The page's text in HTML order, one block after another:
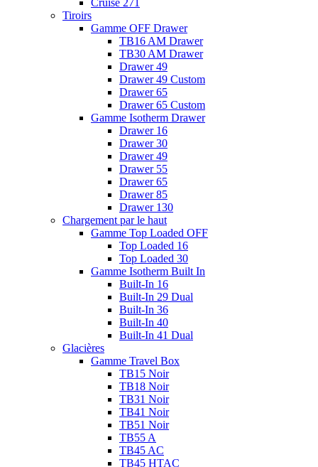
Cruise 271
Tiroirs
Gamme OFF Drawer
TB16 AM Drawer
TB30 AM Drawer
Drawer 49
Drawer 49 Custom
Drawer 65
Drawer 65 Custom
Gamme Isotherm Drawer
Drawer 16
Drawer 30
Drawer 49
Drawer 55
Drawer 65
Drawer 85
Drawer 130
Chargement par le haut
Gamme Top Loaded OFF
Top Loaded 16
Top Loaded 30
Gamme Isotherm Built In
Built-In 16
Built-In 29 Dual
Built-In 36
Built-In 40
Built-In 41 Dual
Glacières
Gamme Travel Box
TB15 Noir
TB18 Noir
TB31 Noir
TB41 Noir
TB51 Noir
TB55 A
TB45 AC
TB45 HTAC